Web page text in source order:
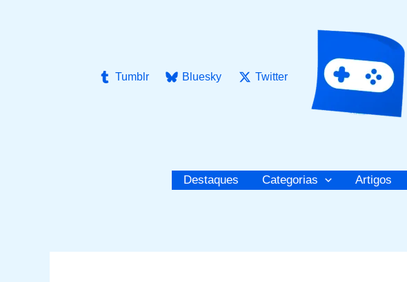
Tumblr
Bluesky Twitter
Destaques Categorias Artigos